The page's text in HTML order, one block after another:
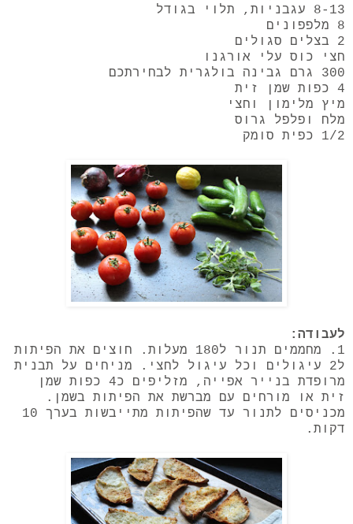
8-13 עגבניות, תלוי בגודל
8 מלפפונים
2 בצלים סגולים
חצי כוס עלי אורגנו
300 גרם גבינה בולגרית לבחירתכם
4 כפות שמן זית
מיץ מלימון וחצי
מלח ופלפל גרוס
1/2 כפית סומק
לעבודה:
1. מחממים תנור ל180 מעלות. חוצים את הפיתות
ל2 עיגולים וכל עיגול לחצי. מניחים על תבנית
מרופדת בנייר אפייה, מזליפים כ4 כפות שמן
זית או מורחים עם מברשת את הפיתות בשמן.
דקות.